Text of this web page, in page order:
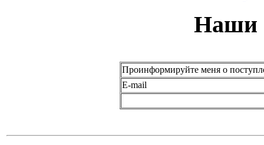
Наши
Проинформируйте меня о
E-mail